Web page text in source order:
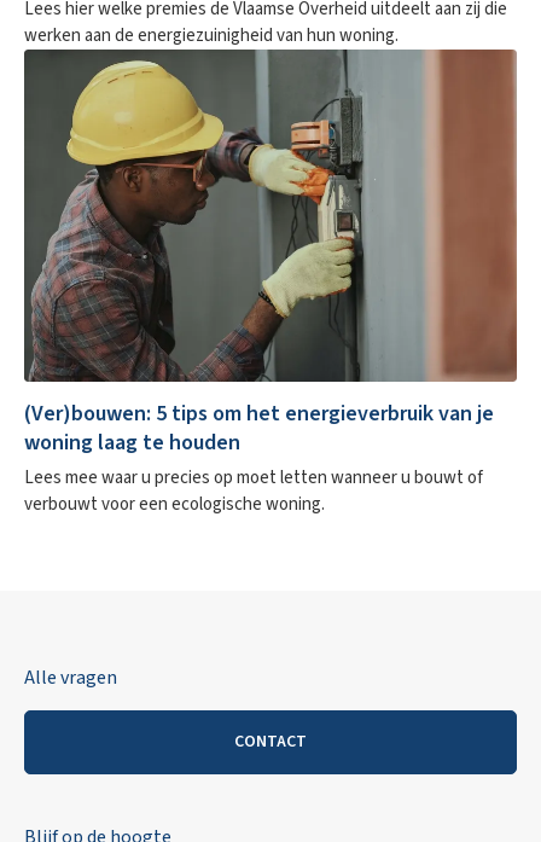
Lees hier welke premies de Vlaamse Overheid uitdeelt aan zij die
werken aan de energiezuinigheid van hun woning.
(Ver)bouwen: 5 tips om het energieverbruik van je
woning laag te houden
Lees mee waar u precies op moet letten wanneer u bouwt of
verbouwt voor een ecologische woning.
Alle vragen
CONTACT